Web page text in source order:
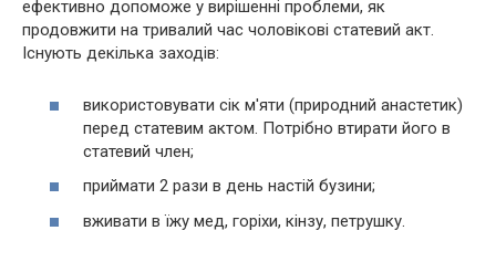
ефективно допоможе у вирішенні проблеми, як
продовжити на тривалий час чоловікові статевий акт.
Існують декілька заходів:
використовувати сік м'яти (природний анастетик)
перед статевим актом. Потрібно втирати його в
статевий член;
приймати 2 рази в день настій бузини;
вживати в їжу мед, горіхи, кінзу, петрушку.